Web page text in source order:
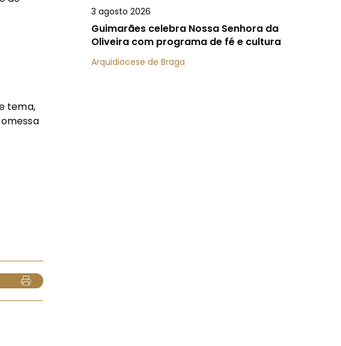
tema,
3 agosto 2026
Guimarães celebra Nossa Senhora da
Oliveira com programa de fé e cultura
Arquidiocese de Braga